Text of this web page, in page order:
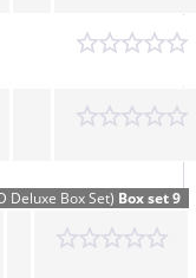
Deluxe Box Set) Box set 9